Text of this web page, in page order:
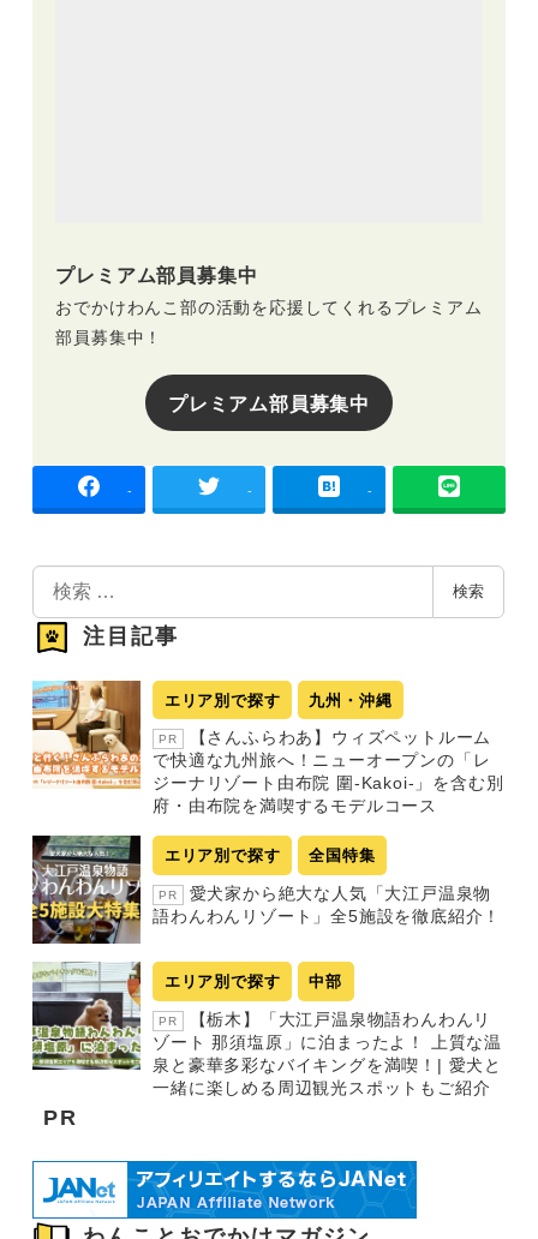
プレミアム部員募集中
おでかけわんこ部の活動を応援してくれるプレミアム
部員募集中！
プレミアム部員募集中
- - -
検
索
検索
注目記事
エリア別で探す 九州・沖縄
PR
【さんふらわあ】ウィズペットルーム
で快適な九州旅へ！ニューオープンの「レ
ジーナリゾート由布院 圍-Kakoi-」を含む別
府・由布院を満喫するモデルコース
エリア別で探す 全国特集
PR
愛犬家から絶大な人気「大江戸温泉物
語わんわんリゾート」全5施設を徹底紹介！
エリア別で探す 中部
PR
【栃木】「大江戸温泉物語わんわんリ
ゾート 那須塩原」に泊まったよ！ 上質な温
泉と豪華多彩なバイキングを満喫！| 愛犬と
一緒に楽しめる周辺観光スポットもご紹介
PR